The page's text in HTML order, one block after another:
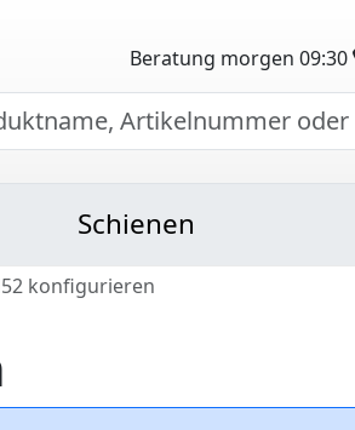
Beratung morgen 09:30
Schienen
konfigurieren